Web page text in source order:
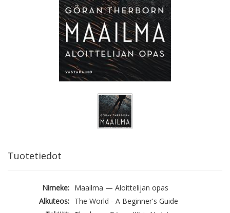
Tuotetiedot
Nimeke: Maailma — Aloittelijan opas
Alkuteos: The World - A Beginner's Guide